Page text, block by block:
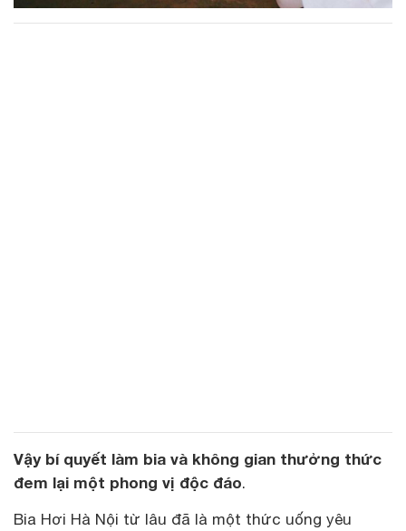
Vậy bí quyết làm bia và không gian thưởng thức
đem lại một phong vị độc đáo.
Bia Hơi Hà Nội từ lâu đã là một thức uống yêu